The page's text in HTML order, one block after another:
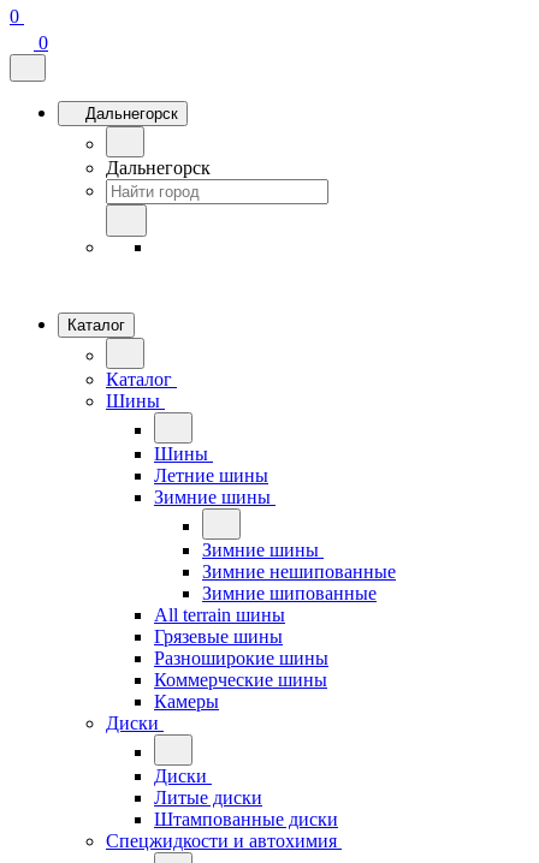
0
0
Дальнегорск
Дальнегорск
Каталог
Каталог
Шины
Шины
Летние шины
Зимние шины
Зимние шины
Зимние нешипованные
Зимние шипованные
All terrain шины
Грязевые шины
Разноширокие шины
Коммерческие шины
Камеры
Диски
Диски
Литые диски
Штампованные диски
Спецжидкости и автохимия